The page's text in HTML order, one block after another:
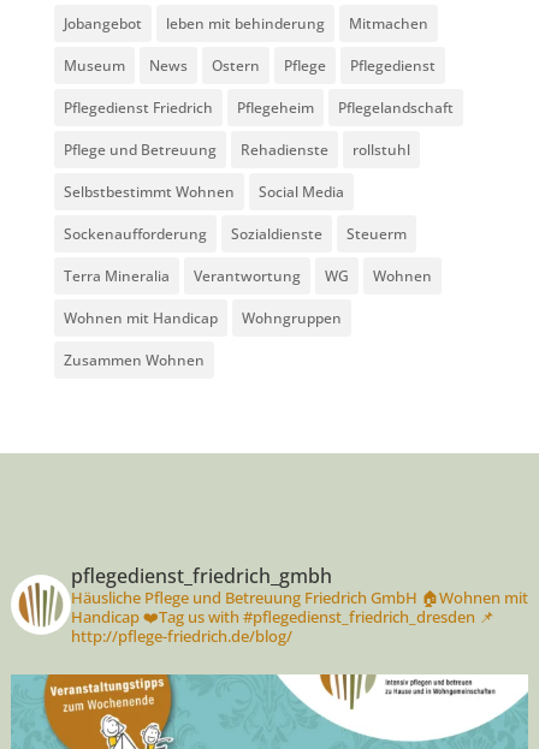
Jobangebot leben mit behinderung Mitmachen
Museum News Ostern Pflege Pflegedienst
Pflegedienst Friedrich Pflegeheim Pflegelandschaft
Pflege und Betreuung Rehadienste rollstuhl
Selbstbestimmt Wohnen Social Media
Sockenaufforderung Sozialdienste Steuerm
Terra Mineralia Verantwortung WG Wohnen
Wohnen mit Handicap Wohngruppen
Zusammen Wohnen
pflegedienst_friedrich_gmbh
Häusliche Pflege und Betreuung Friedrich GmbH 🏠Wohnen mit
Handicap❤️Tag us with #pflegedienst_friedrich_dresden 📌
http://pflege-friedrich.de/blog/